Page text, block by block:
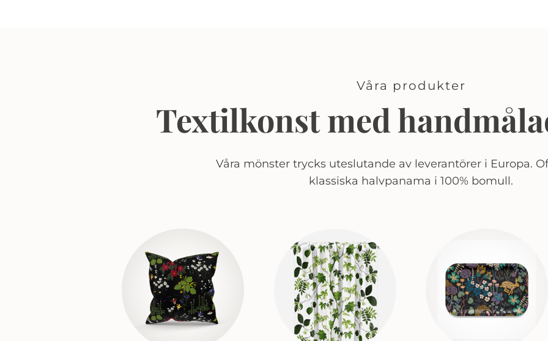
Våra produkter
Textilkonst med
Våra mönster trycks uteslutande av leverantörer i Europa.
klassiska halvpanama i 100% bomull.